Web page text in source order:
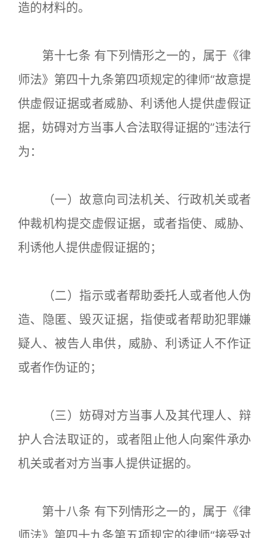
造的材料的。
第十七条 有下列情形之一的，属于《律
师法》第四十九条第四项规定的律师“故意提
供虚假证据或者威胁、利诱他人提供虚假证
据，妨碍对方当事人合法取得证据的”违法行
为：
（一）故意向司法机关、行政机关或者
仲裁机构提交虚假证据，或者指使、威胁、
利诱他人提供虚假证据的；
（二）指示或者帮助委托人或者他人伪
造、隐匿、毁灭证据，指使或者帮助犯罪嫌
疑人、被告人串供，威胁、利诱证人不作证
或者作伪证的；
（三）妨碍对方当事人及其代理人、辩
护人合法取证的，或者阻止他人向案件承办
机关或者对方当事人提供证据的。
第十八条 有下列情形之一的，属于《律